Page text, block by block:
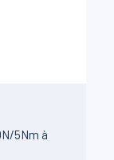
5Nm à